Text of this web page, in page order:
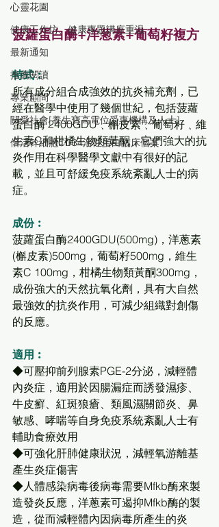
心靈花園
健康工作坊、健康專題講座重温
最新通知
推薦閱讀
專業顧問
關愛社會[養生寶高電位受惠機構及人士]
倍活幹細胞CD34活性蛋白臨床個案
菠蘿蛋白酶+洋葱素+葡萄籽複方
特式︰
所有成分組合成強效的抗炎補充劑，已
經在醫學中使用了幾個世紀，包括菠蘿
蛋白酶 2400GDU﹑槲皮素﹑葡萄籽﹑維
生素C和柑橘生物類黃酮，它們強大的抗
炎作用在科學醫學文獻中有很好的記
載，並且可舒緩免疫系統紊亂人士的病
症。
成份︰
菠蘿蛋白酶2400GDU(500mg)，洋蔥素
(槲皮素)500mg，葡萄籽500mg，維生
素C 100mg，柑橘生物類黃酮300mg，
成份強大的天然抗氧化劑，具有大自然
最強效的抗炎作用，可減少組織對創傷
的反應。
適用︰
◆可壓抑前列腺素PGE-2分泌，減輕體
內炎症，適用於因腸漏症而誘發濕疹、
牛皮癬、紅斑狼瘡、類風濕關節炎、鼻
敏感、哮喘等自身免疫系統紊亂人士有
輔助食療效用
◆可強化肝肺健康狀況，減輕氧游離基
產生炎症傷害
◆人體感染病毒後病毒需要Mfkb酶來製
造發炎反應，洋蔥素可遏抑Mfkb酶的製
造，從而減輕體內因病毒所產生的炎